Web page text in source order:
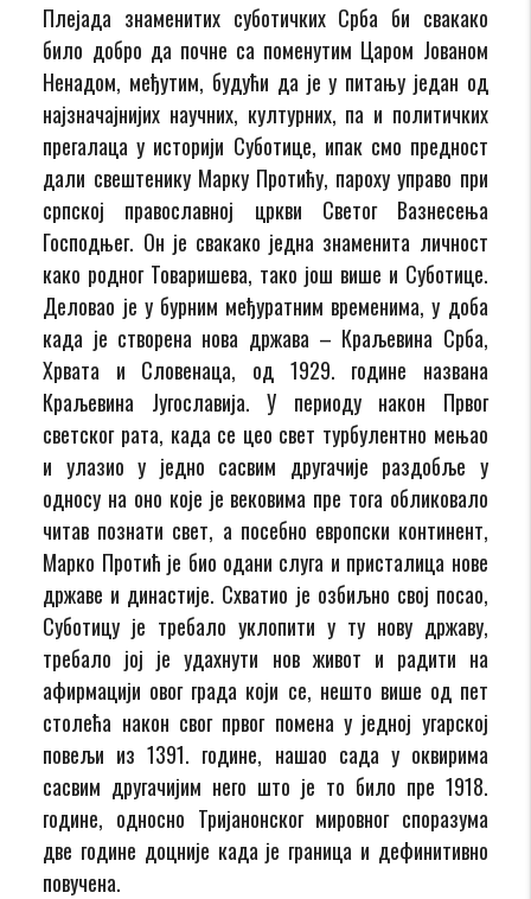
Плејада знаменитих суботичких Срба би свакако
било добро да почне са поменутим Царом Јованом
Ненадом, међутим, будући да је у питању један од
најзначајнијих научних, културних, па и политичких
прегалаца у историји Суботице, ипак смо предност
дали свештенику Марку Протићу, пароху управо при
српској православној цркви Светог Вазнесења
Господњег. Он је свакако једна знаменита личност
како родног Товаришева, тако још више и Суботице.
Деловао је у бурним међуратним временима, у доба
када је створена нова држава – Краљевина Срба,
Хрвата и Словенаца, од 1929. године названа
Краљевина Југославија. У периоду након Првог
светског рата, када се цео свет турбулентно мењао
и улазио у једно сасвим другачије раздобље у
односу на оно које је вековима пре тога обликовало
читав познати свет, а посебно европски континент,
Марко Протић је био одани слуга и присталица нове
државе и династије. Схватио је озбиљно свој посао,
Суботицу је требало уклопити у ту нову државу,
требало јој је удахнути нов живот и радити на
афирмацији овог града који се, нешто више од пет
столећа након свог првог помена у једној угарској
повељи из 1391. године, нашао сада у оквирима
сасвим другачијим него што је то било пре 1918.
године, односно Тријанонског мировног споразума
две године доцније када је граница и дефинитивно
повучена.